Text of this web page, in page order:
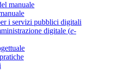
manuale
i servizi pubblici digitali
digitale (e-